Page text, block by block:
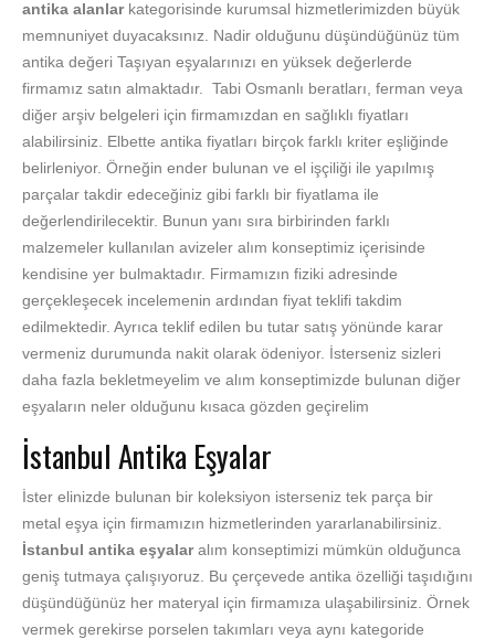
antika alanlarkategorisinde kurumsal hizmetlerimizden büyük
memnuniyet duyacaksınız. Nadir olduğunu düşündüğünüz tüm
antika değeri Taşıyan eşyalarınızı en yüksek değerlerde
firmamız satın almaktadır. Tabi Osmanlı beratları, ferman veya
diğer arşiv belgeleri için firmamızdan en sağlıklı fiyatları
alabilirsiniz. Elbette antika fiyatları birçok farklı kriter eşliğinde
belirleniyor. Örneğin ender bulunan ve el işçiliği ile yapılmış
parçalar takdir edeceğiniz gibi farklı bir fiyatlama ile
değerlendirilecektir. Bunun yanı sıra birbirinden farklı
malzemeler kullanılan avizeler alım konseptimiz içerisinde
kendisine yer bulmaktadır. Firmamızın fiziki adresinde
gerçekleşecek incelemenin ardından fiyat teklifi takdim
edilmektedir. Ayrıca teklif edilen bu tutar satış yönünde karar
vermeniz durumunda nakit olarak ödeniyor. İsterseniz sizleri
daha fazla bekletmeyelim ve alım konseptimizde bulunan diğer
eşyaların neler olduğunu kısaca gözden geçirelim
İstanbul Antika Eşyalar
İster elinizde bulunan bir koleksiyon isterseniz tek parça bir
metal eşya için firmamızın hizmetlerinden yararlanabilirsiniz.
İstanbul antika eşyalaralım konseptimizi mümkün olduğunca
geniş tutmaya çalışıyoruz. Bu çerçevede antika özelliği taşıdığını
düşündüğünüz her materyal için firmamıza ulaşabilirsiniz. Örnek
vermek gerekirse porselen takımları veya aynı kategoride